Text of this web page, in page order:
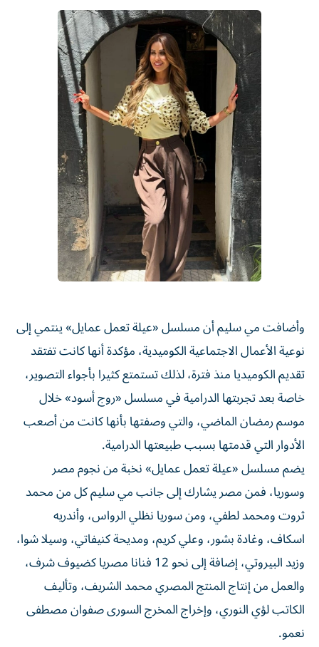
وأضافت مي سليم أن مسلسل «عيلة تعمل عمايل» ينتمي إلى
نوعية الأعمال الاجتماعية الكوميدية، مؤكدة أنها كانت تفتقد
تقديم الكوميديا منذ فترة، لذلك تستمتع كثيرا بأجواء التصوير،
خاصة بعد تجربتها الدرامية في مسلسل «روج أسود» خلال
موسم رمضان الماضي، والتي وصفتها بأنها كانت من أصعب
الأدوار التي قدمتها بسبب طبيعتها الدرامية.
يضم مسلسل «عيلة تعمل عمايل» نخبة من نجوم مصر
وسوريا، فمن مصر يشارك إلى جانب مي سليم كل من محمد
ثروت ومحمد لطفي، ومن سوريا نظلي الرواس، وأندريه
اسكاف، وغادة بشور، وعلي كريم، ومديحة كنيفاتي، وسيلا شوا،
وزيد البيروتي، إضافة إلى نحو 12 فنانا مصريا كضيوف شرف،
والعمل من إنتاج المنتج المصري محمد الشريف، وتأليف
الكاتب لؤي النوري، وإخراج المخرج السورى صفوان مصطفى
نعمو.